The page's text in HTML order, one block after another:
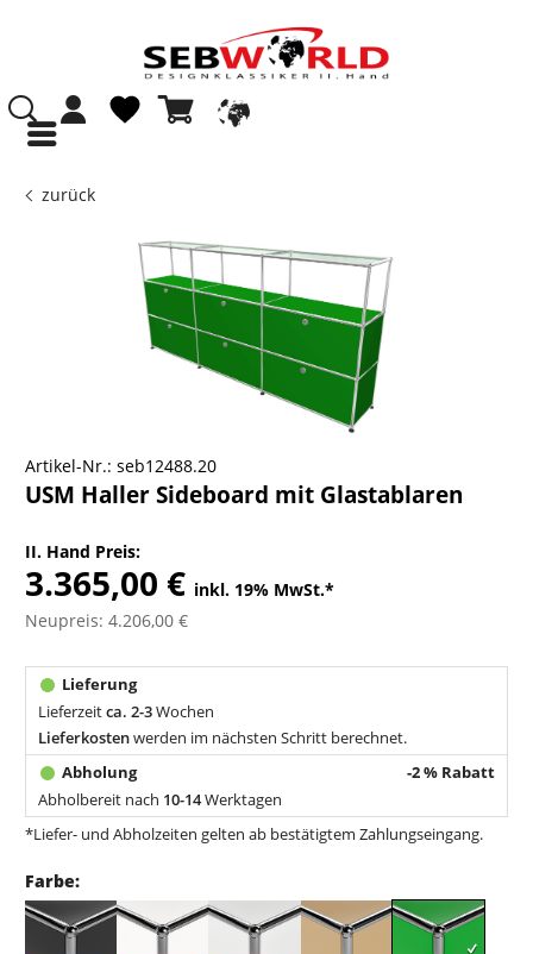
zurück
Artikel-Nr.: seb12488.20
USM Haller Sideboard mit Glastablaren
II. Hand Preis:
3.365,00 € inkl. 19% MwSt.*
Neupreis: 4.206,00 €
Lieferzeitca. 2-3Wochen
Lieferkostenwerden im nächsten Schritt berechnet.
-2 % Rabatt
Abholbereit nach 10-14Werktagen
*Liefer- und Abholzeiten gelten ab bestätigtem Zahlungseingang.
Farbe: